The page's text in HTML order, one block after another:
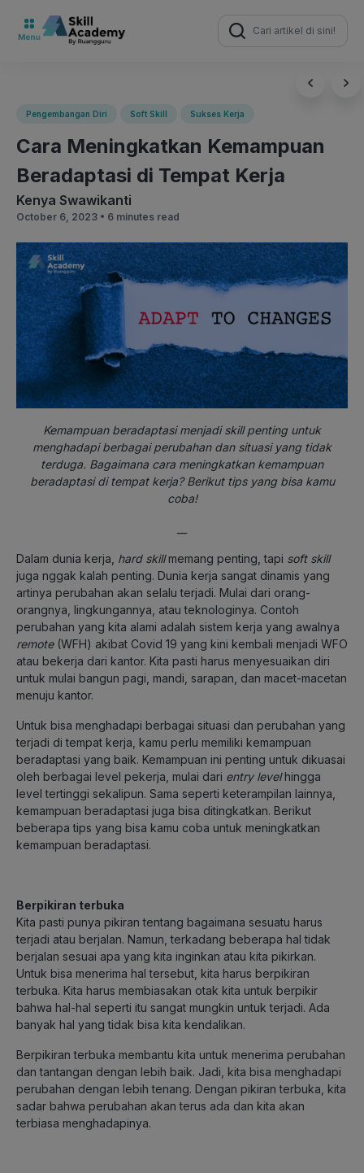
Search
for:
Pengembangan Diri Soft Skill Sukses Kerja
Cara Meningkatkan Kemampuan
Beradaptasi di Tempat Kerja
Kenya Swawikanti
October 6, 2023 • 6 minutes read
Kemampuan beradaptasi menjadi skill penting untuk
menghadapi berbagai perubahan dan situasi yang tidak
terduga. Bagaimana cara meningkatkan kemampuan
beradaptasi di tempat kerja? Berikut tips yang bisa kamu
coba!
Dalam dunia kerja, hard skillmemang penting, tapi soft skill
juga nggak kalah penting. Dunia kerja sangat dinamis yang
artinya perubahan akan selalu terjadi. Mulai dari orang-
orangnya, lingkungannya, atau teknologinya. Contoh
perubahan yang kita alami adalah sistem kerja yang awalnya
remote(WFH) akibat Covid 19 yang kini kembali menjadi WFO
atau bekerja dari kantor. Kita pasti harus menyesuaikan diri
untuk mulai bangun pagi, mandi, sarapan, dan macet-macetan
menuju kantor.
Untuk bisa menghadapi berbagai situasi dan perubahan yang
terjadi di tempat kerja, kamu perlu memiliki kemampuan
beradaptasi yang baik. Kemampuan ini penting untuk dikuasai
oleh berbagai level pekerja, mulai dari entry levelhingga
level tertinggi sekalipun. Sama seperti keterampilan lainnya,
kemampuan beradaptasi juga bisa ditingkatkan. Berikut
beberapa tips yang bisa kamu coba untuk meningkatkan
kemampuan beradaptasi.
Berpikiran terbuka
Kita pasti punya pikiran tentang bagaimana sesuatu harus
terjadi atau berjalan. Namun, terkadang beberapa hal tidak
berjalan sesuai apa yang kita inginkan atau kita pikirkan.
Untuk bisa menerima hal tersebut, kita harus berpikiran
terbuka. Kita harus membiasakan otak kita untuk berpikir
bahwa hal-hal seperti itu sangat mungkin untuk terjadi. Ada
banyak hal yang tidak bisa kita kendalikan.
Berpikiran terbuka membantu kita untuk menerima perubahan
dan tantangan dengan lebih baik. Jadi, kita bisa menghadapi
perubahan dengan lebih tenang. Dengan pikiran terbuka, kita
sadar bahwa perubahan akan terus ada dan kita akan
terbiasa menghadapinya.